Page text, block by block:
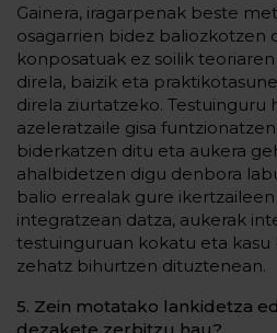
Gainera, iragarpenak beste
osagarrien bidez baliozkotzen
konposatuak ez soilik
direla, baizik eta
direla ziurtatzeko. Testuinguru
azeleratzaile gisa
biderkatzen ditu eta aukera
ahalbidetzen digu denbora
balio errealak gure
integratzean datza, aukerak
testuinguruan kokatu eta
zehatz bihurtzen dituztenean.
5. Zein motatako lankidetza